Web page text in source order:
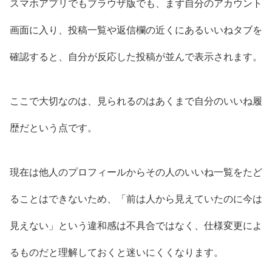
スマホアプリでもブラウザ版でも、まず自分のアカウント
画面に入り、投稿一覧や返信欄の近くにあるいいねタブを
確認すると、自分が反応した投稿が並んで表示されます。
ここで大切なのは、見られるのはあくまで自分のいいね履
歴だという点です。
現在は他人のプロフィールからその人のいいね一覧をたど
ることはできないため、「前は人から見えていたのに今は
見えない」という違和感は不具合ではなく、仕様変更によ
るものだと理解しておくと迷いにくくなります。